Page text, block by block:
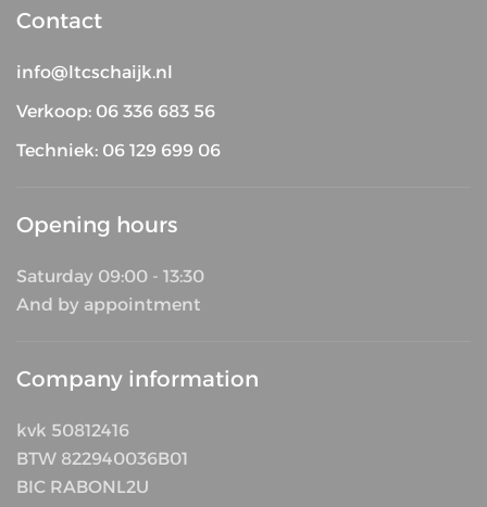
Contact
info@ltcschaijk.nl
Verkoop: 06 336 683 56
Techniek: 06 129 699 06
Opening hours
Saturday 09:00 - 13:30
And by appointment
Company information
kvk 50812416
BTW 822940036B01
BIC RABONL2U